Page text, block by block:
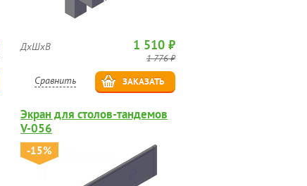
ДхШхВ 1 510 ₽
1 776 ₽
Сравнить ЗАКАЗАТЬ
Экран для столов-тандемов
V-056
-15%